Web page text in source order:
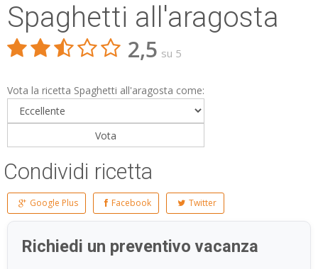
Spaghetti all'aragosta
2,5 su 5
Vota la ricetta Spaghetti all'aragosta come:
Condividi ricetta
Google Plus Facebook Twitter
Richiedi un preventivo vacanza